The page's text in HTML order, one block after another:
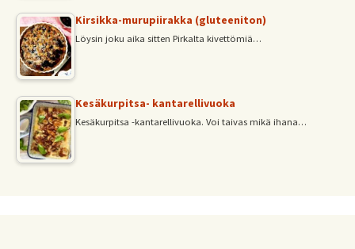
Kirsikka-murupiirakka (gluteeniton)
Löysin joku aika sitten Pirkalta kivettömiä…
Kesäkurpitsa- kantarellivuoka
Kesäkurpitsa -kantarellivuoka. Voi taivas mikä ihana…